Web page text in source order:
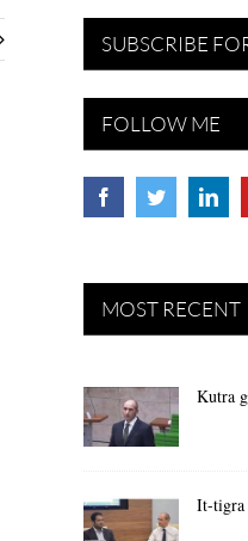
SUBSCRIBE
FOLLOW ME
MOST RECENT
Kutra
It-tigra